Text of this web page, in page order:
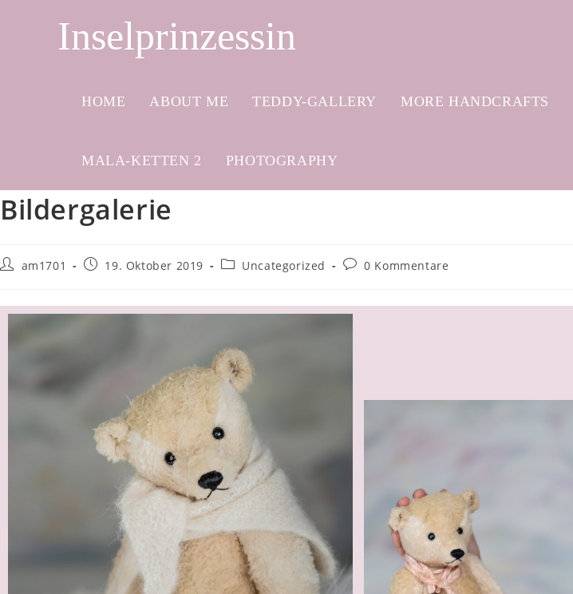
Inselprinzessin
HOME ABOUT ME TEDDY-GALLERY MORE HANDCRAFTS
MALA-KETTEN 2 PHOTOGRAPHY
Bildergalerie
am1701 19. Oktober 2019 Uncategorized 0 Kommentare